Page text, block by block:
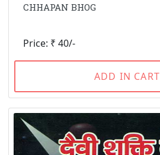
CHHAPAN BHOG
Price: ₹ 40/-
ADD IN CART